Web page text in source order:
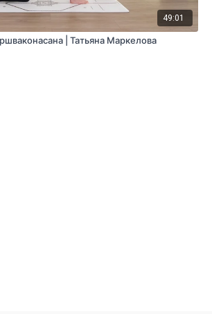
49:01
| Татьяна Маркелова